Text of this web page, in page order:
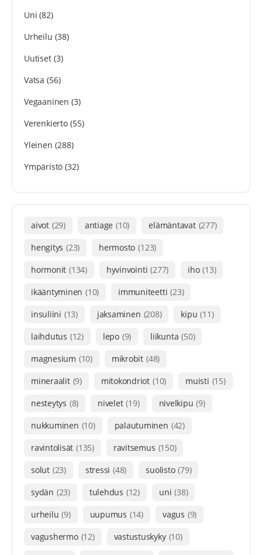
Uni (82)
Urheilu (38)
Uutiset(3)
Vatsa (56)
Vegaaninen (3)
Verenkierto(55)
Yleinen (288)
Ympäristö (32)
aivot (29) antiage (10) elämäntavat (277)
hengitys (23) hermosto (123)
hormonit (134) hyvinvointi (277) iho (13)
ikääntyminen (10) immuniteetti (23)
insuliini (13) jaksaminen (208) kipu (11)
laihdutus (12) lepo (9) liikunta (50)
magnesium (10) mikrobit (48)
mineraalit (9) mitokondriot (10) muisti (15)
nesteytys (8) nivelet (19) nivelkipu (9)
nukkuminen (10) palautuminen (42)
ravintolisät (135) ravitsemus (150)
solut (23) stressi (48) suolisto (79)
sydän (23) tulehdus (12) uni (38)
urheilu (9) uupumus (14) vagus (9)
vagushermo (12) vastustuskyky (10)